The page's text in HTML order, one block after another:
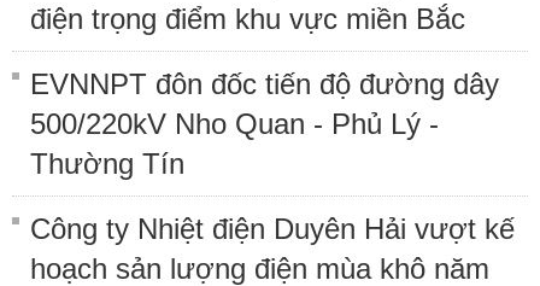
điện trọng điểm khu vực miền Bắc
EVNNPT đôn đốc tiến độ đường dây
500/220kV Nho Quan - Phủ Lý -
Thường Tín
Công ty Nhiệt điện Duyên Hải vượt kế
hoạch sản lượng điện mùa khô năm